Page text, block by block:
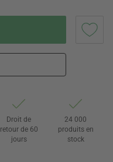
Droit de
retour de 60
jours
24 000
produits en
stock